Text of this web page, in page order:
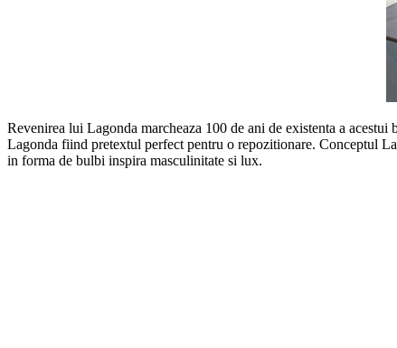
Revenirea lui Lagonda marcheaza 100 de ani de existenta a
Lagonda fiind pretextul perfect pentru o repozitionare. Conceptul
in forma de bulbi inspira masculinitate si lux.